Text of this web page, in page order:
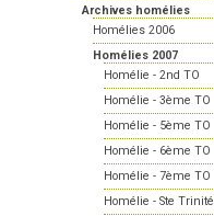
Archives homélies
Homélies 2006
Homélies 2007
Homélie - 2nd TO
Homélie - 3ème TO
Homélie - 5ème TO
Homélie - 6ème TO
Homélie - 7ème TO
Homélie - Ste Trinité